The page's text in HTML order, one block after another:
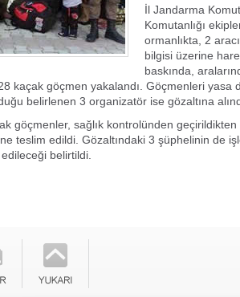
İl Jandarma
Komutanlığı
ormanlıkta, 2
bilgisi üzerine
baskında,
kaçak göçmen yakalandı. Göçmenleri yasa
belirlenen 3 organizatör ise gözaltına
göçmenler, sağlık kontrolünden geçirildikten
teslim edildi. Gözaltındaki 3 şüphelinin de
belirtildi.